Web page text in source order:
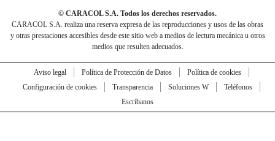
© CARACOL S.A. Todos los derechos reservados.
CARACOL S.A. realiza una reserva expresa de las reproducciones y usos de las obras
y otras prestaciones accesibles desde este sitio web a medios de lectura mecánica u otros
medios que resulten adecuados.
Aviso legal Política de Protección de Datos
Política de cookies
Configuración de cookies
Transparencia Soluciones W
Teléfonos
Escríbanos